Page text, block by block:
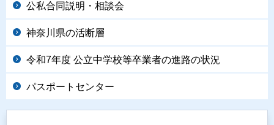
公私合同説明・相談会
神奈川県の活断層
令和7年度 公立中学校等卒業者の進路の状況
パスポートセンター